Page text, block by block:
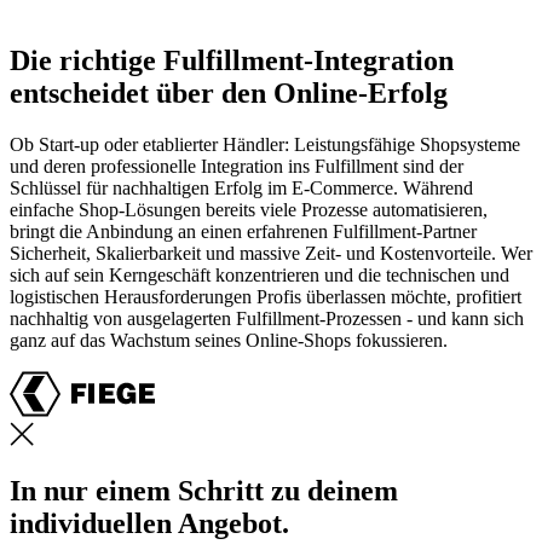
Die richtige Fulfillment-Integration
entscheidet über den Online-Erfolg
Ob Start-up oder etablierter Händler: Leistungsfähige Shopsysteme
und deren professionelle Integration ins Fulfillment sind der
Schlüssel für nachhaltigen Erfolg im E-Commerce. Während
einfache Shop-Lösungen bereits viele Prozesse automatisieren,
bringt die Anbindung an einen erfahrenen Fulfillment-Partner
Sicherheit, Skalierbarkeit und massive Zeit- und Kostenvorteile. Wer
sich auf sein Kerngeschäft konzentrieren und die technischen und
logistischen Herausforderungen Profis überlassen möchte, profitiert
nachhaltig von ausgelagerten Fulfillment-Prozessen - und kann sich
ganz auf das Wachstum seines Online-Shops fokussieren.
In nur einem Schritt zu deinem
individuellen Angebot.